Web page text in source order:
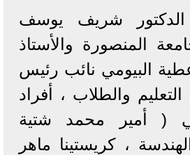
الدكتور شريف يوسف
المنصورة والأستاذ
البيومي نائب رئيس
والطلاب ، أفراد
( أمير محمد شتية
، كريستينا ماهر